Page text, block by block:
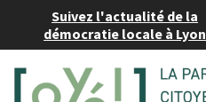
Suivez l'actualité de la
démocratie locale à Lyon